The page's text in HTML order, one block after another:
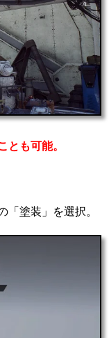
とも可能。
「塗装」を選択。